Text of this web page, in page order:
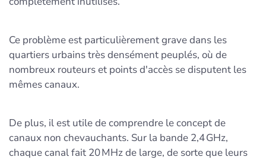
Ce problème est particulièrement grave dans les
quartiers urbains très densément peuplés, où de
nombreux routeurs et points d'accès se disputent les
mêmes canaux.
De plus, il est utile de comprendre le concept de
canaux non chevauchants. Sur la bande 2,4 GHz,
chaque canal fait 20 MHz de large, de sorte que leurs